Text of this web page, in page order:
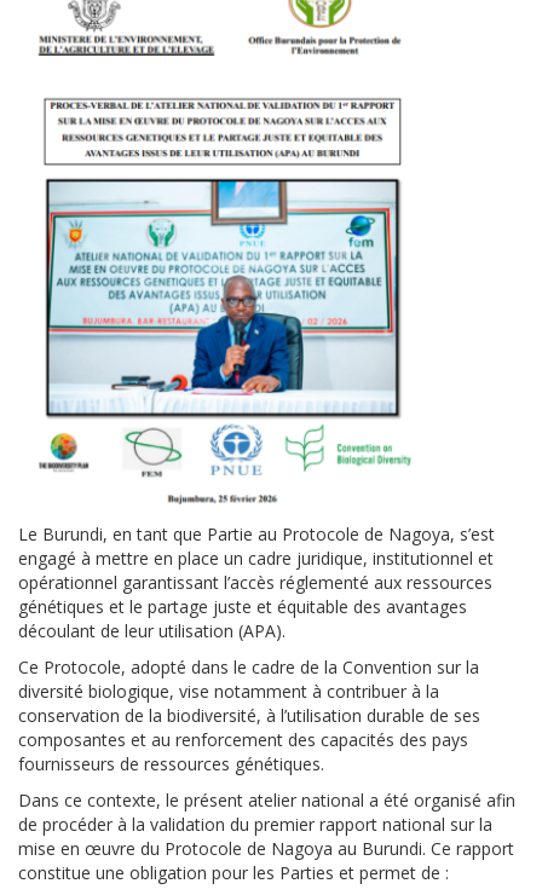
Le Burundi, en tant que Partie au Protocole de Nagoya, s’est
engagé à mettre en place un cadre juridique, institutionnel et
opérationnel garantissant l’accès réglementé aux ressources
génétiques et le partage juste et équitable des avantages
découlant de leur utilisation (APA).
Ce Protocole, adopté dans le cadre de la Convention sur la
diversité biologique, vise notamment à contribuer à la
conservation de la biodiversité, à l’utilisation durable de ses
composantes et au renforcement des capacités des pays
fournisseurs de ressources génétiques.
Dans ce contexte, le présent atelier national a été organisé afin
de procéder à la validation du premier rapport national sur la
mise en œuvre du Protocole de Nagoya au Burundi. Ce rapport
constitue une obligation pour les Parties et permet de :